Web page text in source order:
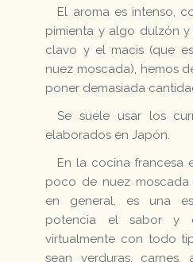
El aroma es intenso,
pimienta y algo dulzón
clavo y el macis (que
nuez moscada), hemos
poner demasiada
Se suele usar los
elaborados en Japón.
En la cocina francesa
poco de nuez
en general, es una
potencia el sabor y
virtualmente con todo
sean verduras, carnes,